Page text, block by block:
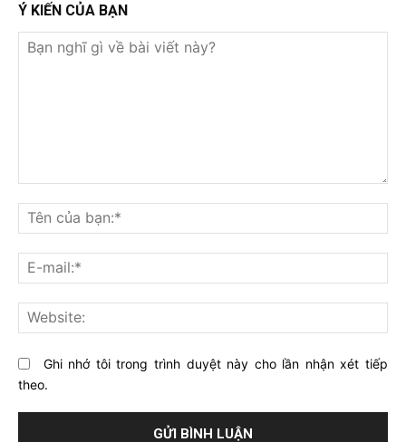
Ý KIẾN CỦA BẠN
nghĩ
gì
về
bài
viết
này?
Ghi nhớ tôi trong trình duyệt này cho lần nhận xét tiếp
theo.